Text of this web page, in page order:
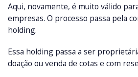
Aqui, novamente, é muito válido
empresas. O processo passa pela
holding.
Essa holding passa a ser
doação ou venda de cotas e com